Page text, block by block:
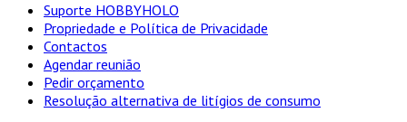
Suporte HOBBYHOLO
Propriedade e Política de Privacidade
Contactos
Agendar reunião
Pedir orçamento
Resolução alternativa de litígios de consumo